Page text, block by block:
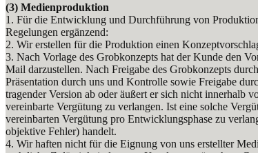
(3) Medienproduktion
1. Für die Entwicklung und Durchführung von
Regelungen ergänzend:
2. Wir erstellen für die Produktion einen
3. Nach Vorlage des Grobkonzepts hat der Kunde den
Mail darzustellen. Nach Freigabe des Grobkonzepts
Präsentation durch uns und Kontrolle sowie Freigabe
tragender Version ab oder äußert er sich nicht innerhalb
vereinbarte Vergütung zu verlangen. Ist eine solche
vereinbarten Vergütung pro Entwicklungsphase zu
objektive Fehler) handelt.
4. Wir haften nicht für die Eignung von uns erstellter